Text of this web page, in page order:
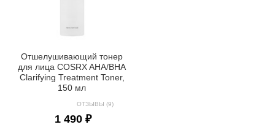
Отшелушивающий тонер
для лица COSRX AHA/BHA
Clarifying Treatment Toner,
150 мл
ОТЗЫВЫ (9)
1 490 ₽